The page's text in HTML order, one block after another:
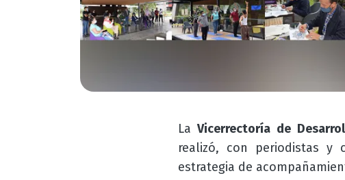
LaVicerrectoría de
realizó, con periodistas y
estrategia de